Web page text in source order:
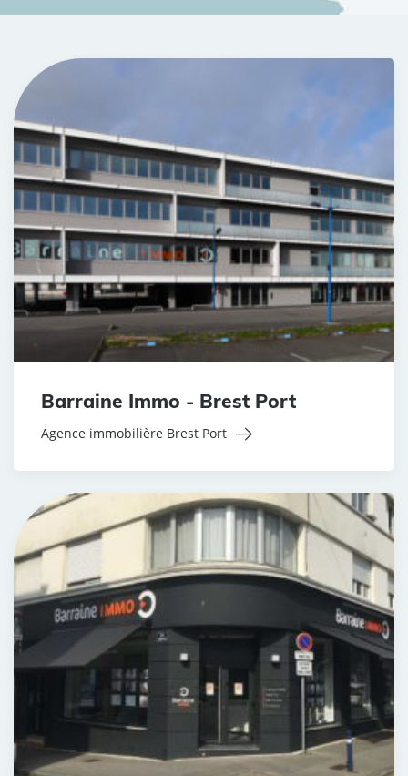
Barraine Immo - Brest Port
Agence immobilière Brest Port